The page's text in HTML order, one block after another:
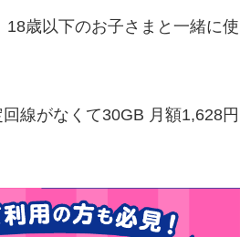
歳以下のお子さまと一緒に
線がなくて30GB 月額1,628